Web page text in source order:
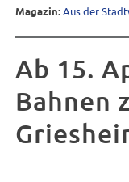
Magazin:Aus der
Ab 15.
Bahnen